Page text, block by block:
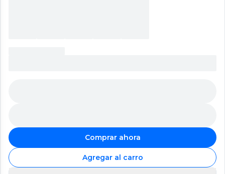
Comprar ahora
Agregar al carro